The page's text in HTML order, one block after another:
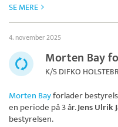
SE MERE
4. november 2025
Morten Bay
K/S DIFKO
Morten Bayforlader
en periode på 3 år.Jens Ulrik
bestyrelsen.